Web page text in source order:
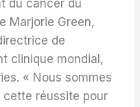
du cancer du
Marjorie Green,
de
clinique mondial,
« Nous sommes
réussite pour